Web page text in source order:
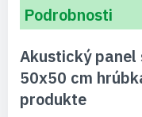
Podrobnosti
Akustický panel
50x50 cm
produkte